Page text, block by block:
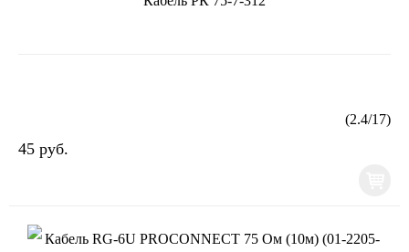
(2.4/17)
45 руб.